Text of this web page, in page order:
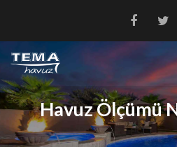
Havuz Ölçümü